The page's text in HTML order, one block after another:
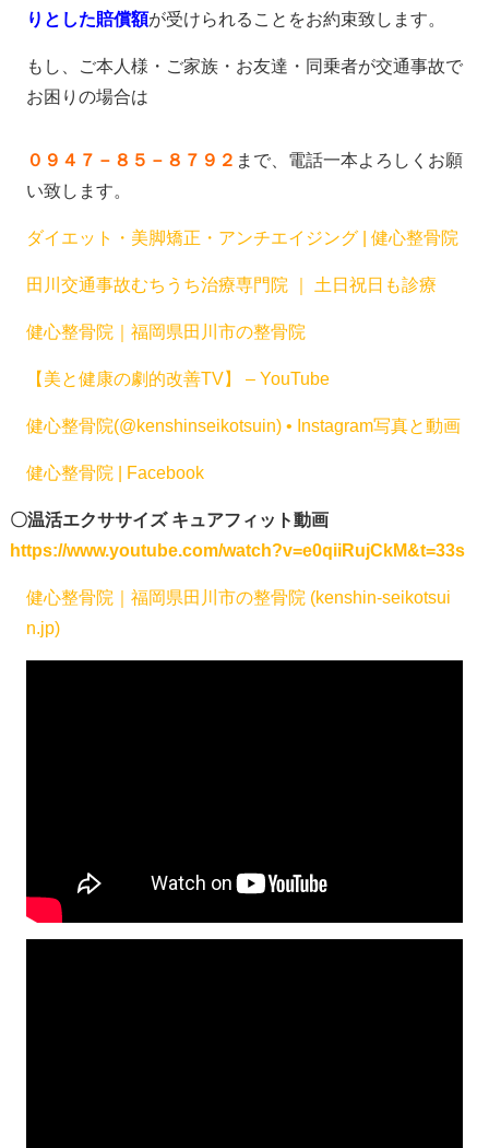
りとした賠償額が受けられることをお約束致します。
もし、ご本人様・ご家族・お友達・同乗者が交通事故で
お困りの場合は
０９４７－８５－８７９２ まで、電話一本よろしくお願
い致します。
ダイエット・美脚矯正・アンチエイジング | 健心整骨院
田川交通事故むちうち治療専門院 ｜ 土日祝日も診療
健心整骨院｜福岡県田川市の整骨院
【美と健康の劇的改善TV】 – YouTube
健心整骨院(@kenshinseikotsuin) • Instagram写真と動画
健心整骨院 | Facebook
〇温活エクササイズ キュアフィット動画
https://www.youtube.com/watch?v=e0qiiRujCkM&t=33s
健心整骨院｜福岡県田川市の整骨院 (kenshin-seikotsui
n.jp)